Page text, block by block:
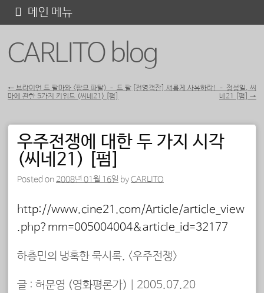
CARLITO blog
메인 메뉴
텐
포스트 내비게이션
← 브라이언 드 팔마와 <팜므 파탈> – 드 팔
마에 관한 5가지 키워드 (씨네21) [펌]
[전영객잔] 새롭게 사유하라! – 정성일, 씨
네21 [펌] →
우주전쟁에 대한 두 가지 시각
(씨네21) [펌]
Posted on 2008년 01월 16일 byCARLITO
http://www.cine21.com/Article/article_view
.php?mm=005004004&article_id=32177
하층민의 냉혹한 묵시록, <우주전쟁>
글 : 허문영 (영화평론가) 2005.07.20